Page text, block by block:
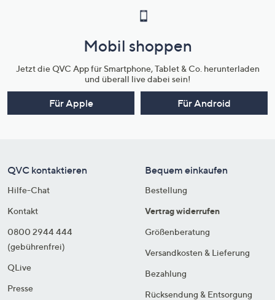
Mobil shoppen
Jetzt die QVC App für Smartphone, Tablet & Co. herunterladen
und überall live dabei sein!
Für Apple Für Android
QVC kontaktieren
Hilfe-Chat
Kontakt
0800 2944 444
(gebührenfrei)
QLive
Presse
Bequem einkaufen
Bestellung
Vertrag widerrufen
Größenberatung
Versandkosten & Lieferung
Bezahlung
Rücksendung & Entsorgung